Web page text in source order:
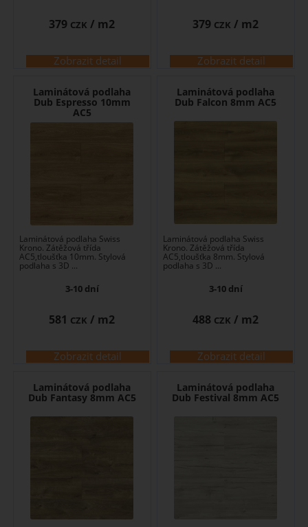
Zobrazit detail
379 CZK / m2
Zobrazit detail
379 CZK / m2
Laminátová podlaha
Dub Espresso 10mm
AC5
Laminátová podlaha Swiss
Krono. Zátěžová třída
AC5,tloušťka 10mm. Stylová
podlaha s 3D ...
3-10 dní
Zobrazit detail
581 CZK / m2
Laminátová podlaha
Dub Falcon 8mm AC5
Laminátová podlaha Swiss
Krono. Zátěžová třída
AC5,tloušťka 8mm. Stylová
podlaha s 3D ...
3-10 dní
Zobrazit detail
488 CZK / m2
Laminátová podlaha
Dub Fantasy 8mm AC5
Laminátová podlaha
Dub Festival 8mm AC5